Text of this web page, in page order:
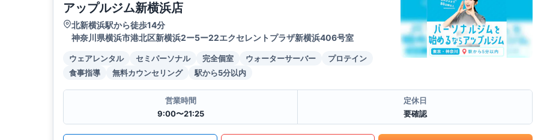
アップルジム新横浜店
北新横浜駅から徒歩14分
神奈川県横浜市港北区新横浜2ー5ー22エクセレントプラザ新横浜406号室
ウェアレンタル セミパーソナル 完全個室 ウォーターサーバー
プロテイン
食事指導
無料カウンセリング 駅から5分以内
営業時間
9:00〜21:25
定休日
要確認